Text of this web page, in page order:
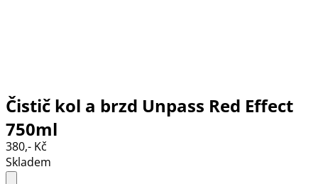
Čistič kol a brzd Unpass Red Effect
750ml
380,- Kč
Skladem